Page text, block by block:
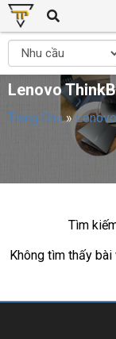
Lenovo
Trang Chủ»Lenovo
Tìm
Không tìm thấy bài